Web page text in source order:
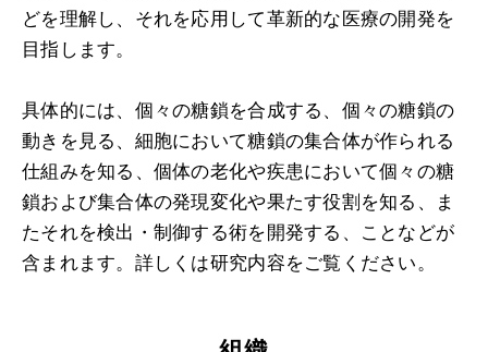
どを理解し、それを応用して革新的な医療の開発を
目指します。
具体的には、個々の糖鎖を合成する、個々の糖鎖の
動きを見る、細胞において糖鎖の集合体が作られる
仕組みを知る、個体の老化や疾患において個々の糖
鎖および集合体の発現変化や果たす役割を知る、ま
たそれを検出・制御する術を開発する、ことなどが
含まれます。詳しくは研究内容をご覧ください。